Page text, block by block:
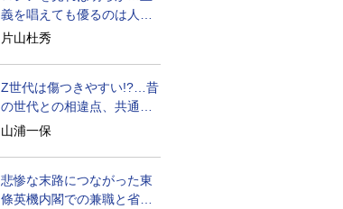
義を唱えても優るのは人間
の性
片山杜秀
Z世代は傷つきやすい!?…昔
の世代との相違点、共通点
とは
山浦一保
悲惨な末路につながった東
條英機内閣での兼職と省庁